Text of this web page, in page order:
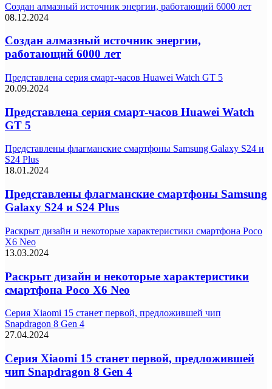
Создан алмазный источник энергии, работающий 6000 лет
08.12.2024
Создан алмазный источник энергии,
работающий 6000 лет
Представлена серия смарт-часов Huawei Watch GT 5
20.09.2024
Представлена серия смарт-часов Huawei Watch
GT 5
Представлены флагманские смартфоны Samsung Galaxy S24 и
S24 Plus
18.01.2024
Представлены флагманские смартфоны Samsung
Galaxy S24 и S24 Plus
Раскрыт дизайн и некоторые характеристики смартфона Poco
X6 Neo
13.03.2024
Раскрыт дизайн и некоторые характеристики
смартфона Poco X6 Neo
Серия Xiaomi 15 станет первой, предложившей чип
Snapdragon 8 Gen 4
27.04.2024
Серия Xiaomi 15 станет первой, предложившей
чип Snapdragon 8 Gen 4